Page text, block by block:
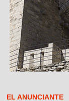
EL ANUNCIANTE